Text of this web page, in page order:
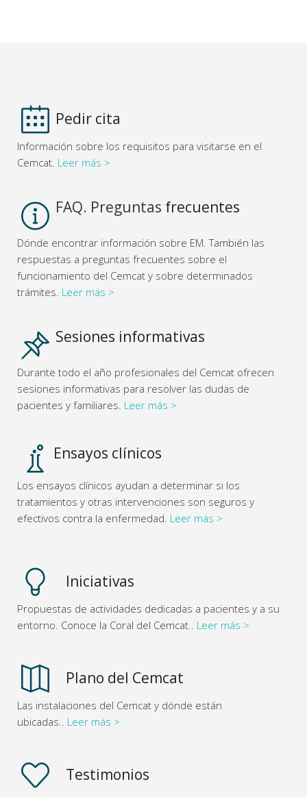
Pedir cita
Información sobre los requisitos para visitarse en el
Cemcat. Leer más >
FAQ. Preguntas frecuentes
Dónde encontrar información sobre EM. También las
respuestas a preguntas frecuentes sobre el
funcionamiento del Cemcat y sobre determinados
trámites. Leer más >
Sesiones informativas
Durante todo el año profesionales del Cemcat ofrecen
sesiones informativas para resolver las dudas de
pacientes y familiares. Leer más >
Ensayos clínicos
Los ensayos clínicos ayudan a determinar si los
tratamientos y otras intervenciones son seguros y
efectivos contra la enfermedad. Leer más >
Iniciativas
Propuestas de actividades dedicadas a pacientes y a su
entorno. Conoce la Coral del Cemcat.. Leer más >
Plano del Cemcat
Las instalaciones del Cemcat y dónde están
ubicadas.. Leer más >
Testimonios